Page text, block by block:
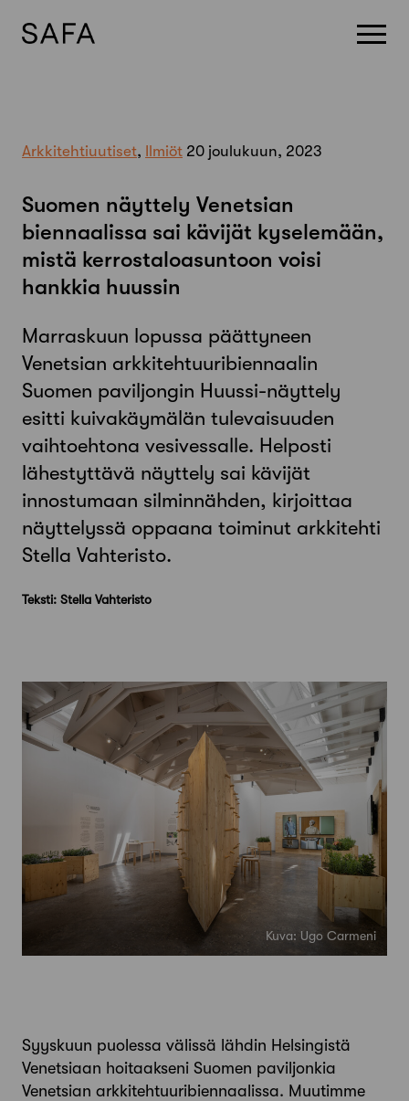
Arkkitehtiuutiset, Ilmiöt 20 joulukuun, 2023
Suomen näyttely Venetsian
biennaalissa sai kävijät kyselemään,
mistä kerrostaloasuntoon voisi
hankkia huussin
Marraskuun lopussa päättyneen
Venetsian arkkitehtuuribiennaalin
Suomen paviljongin Huussi-näyttely
esitti kuivakäymälän tulevaisuuden
vaihtoehtona vesivessalle. Helposti
lähestyttävä näyttely sai kävijät
innostumaan silminnähden, kirjoittaa
näyttelyssä oppaana toiminut arkkitehti
Stella Vahteristo.
Teksti: Stella Vahteristo
Kuva: Ugo Carmeni
S​​yyskuun puolessa välissä lähdin Helsingistä
Venetsiaan hoitaakseni Suomen paviljonkia
Venetsian arkkitehtuuribiennaalissa. Muutimme